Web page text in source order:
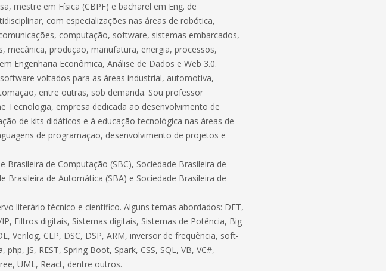
mestre em Física (CBPF) e bacharel em Eng. de
com especializações nas áreas de robótica,
computação, software, sistemas embarcados,
mecânica, produção, manufatura, energia, processos,
Engenharia Econômica, Análise de Dados e Web 3.0.
voltados para as áreas industrial, automotiva,
entre outras, sob demanda. Sou professor
Tecnologia, empresa dedicada ao desenvolvimento de
de kits didáticos e à educação tecnológica nas áreas de
de programação, desenvolvimento de projetos e
Brasileira de Computação (SBC), Sociedade Brasileira de
Brasileira de Automática (SBA) e Sociedade Brasileira de
literário técnico e científico. Alguns temas abordados: DFT,
Filtros digitais, Sistemas digitais, Sistemas de Potência, Big
Verilog, CLP, DSC, DSP, ARM, inversor de frequência, soft-
JS, REST, Spring Boot, Spark, CSS, SQL, VB, VC#,
UML, React, dentre outros.